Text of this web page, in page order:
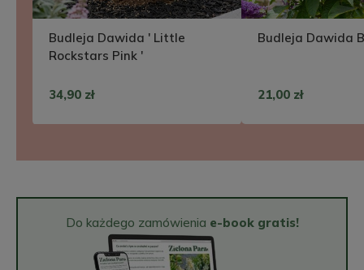
Budleja Dawida ' Little
Rockstars Pink '
34,90 zł
Budleja Dawida
21,00 zł
Do każdego zamówienia e-book gratis!